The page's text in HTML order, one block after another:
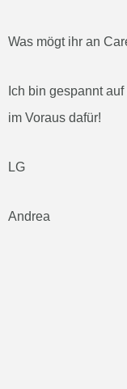
Was mögt ihr an
Ich bin gespannt
im Voraus dafür!
LG
Andrea